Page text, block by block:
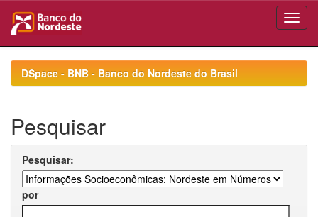
navigationDSpace - BNB - Banco do Nordeste do Brasil
Pesquisar
Pesquisar:
por